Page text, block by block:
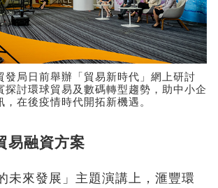
發局日前舉辦「貿易新時代」網上研討
探討環球貿易及數碼轉型趨勢，助中小企
在後疫情時代開拓新機遇。
易融資方案
未來發展」主題演講上，滙豐環